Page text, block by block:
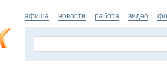
афиша новости работа видео